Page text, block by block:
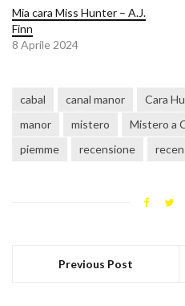
Mia cara Miss Hunter – A.J.
Finn
8 Aprile 2024
cabal canal manor Cara
manor
mistero Mistero a
piemme
recensione
Previous Post